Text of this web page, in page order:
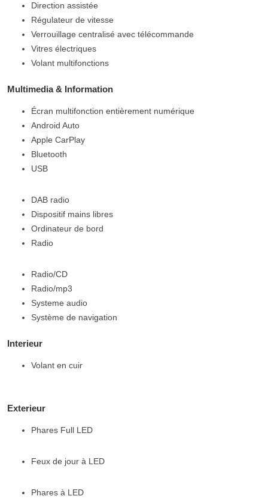
Direction assistée
Régulateur de vitesse
Verrouillage centralisé avec télécommande
Vitres électriques
Volant multifonctions
Multimedia & Information
Écran multifonction entièrement numérique
Android Auto
Apple CarPlay
Bluetooth
USB
DAB radio
Dispositif mains libres
Ordinateur de bord
Radio
Radio/CD
Radio/mp3
Systeme audio
Système de navigation
Interieur
Volant en cuir
Exterieur
Phares Full LED
Feux de jour à LED
Phares à LED